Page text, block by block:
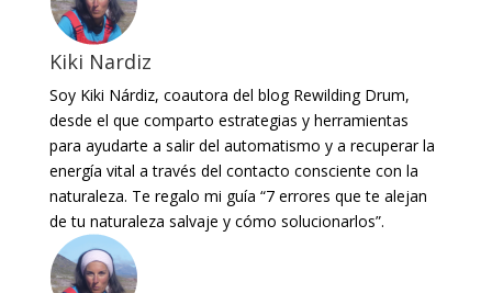
content
below.
Kiki Nardiz
Soy Kiki Nárdiz, coautora del blog Rewilding Drum,
desde el que comparto estrategias y herramientas
para ayudarte a salir del automatismo y a recuperar la
energía vital a través del contacto consciente con la
naturaleza. Te regalo mi guía “7 errores que te alejan
de tu naturaleza salvaje y cómo solucionarlos”.